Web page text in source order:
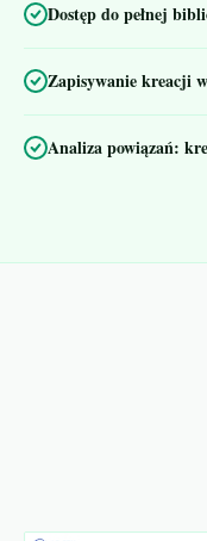
Dostęp do pełnej
Zapisywanie kreacji
Analiza powiązań: